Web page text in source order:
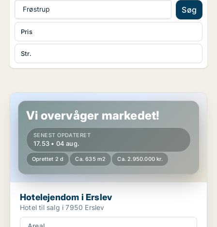
Frøstrup Søg
Str.
Pris
Hotelejendom i Erslev
Vi overvåger markedet!
SENEST OPDATERET
17.53 • 04 aug.
Oprettet 2 d Ca. 635 m2 Ca. 2.950.000 kr.
Hotelejendom i Erslev
Hotel til salg i 7950 Erslev